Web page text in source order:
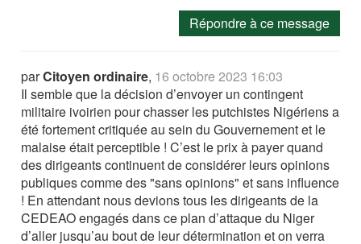
Répondre à ce message
parCitoyen ordinaire, 16 octobre 2023 16:03
Il semble que la décision d’envoyer un contingent
militaire ivoirien pour chasser les putchistes Nigériens a
été fortement critiquée au sein du Gouvernement et le
malaise était perceptible ! C’est le prix à payer quand
des dirigeants continuent de considérer leurs opinions
publiques comme des "sans opinions" et sans influence
! En attendant nous devions tous les dirigeants de la
CEDEAO engagés dans ce plan d’attaque du Niger
d’aller jusqu’au bout de leur détermination et on verra